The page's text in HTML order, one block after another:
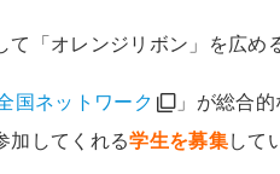
て「オレンジリボン」を広め
国ネットワーク
」が総合
加してくれる学生を募集して